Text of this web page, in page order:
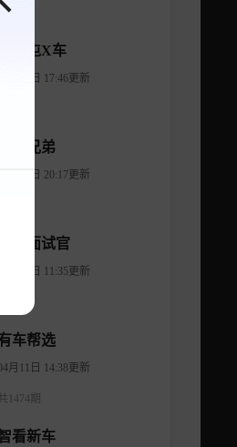
共1期
六里屯X车
07月15日 17:46更新
易车兄弟
12月04日 20:17更新
选车面试官
07月06日 11:35更新
车帮选
月11日 14:38更新
1474期
看新车